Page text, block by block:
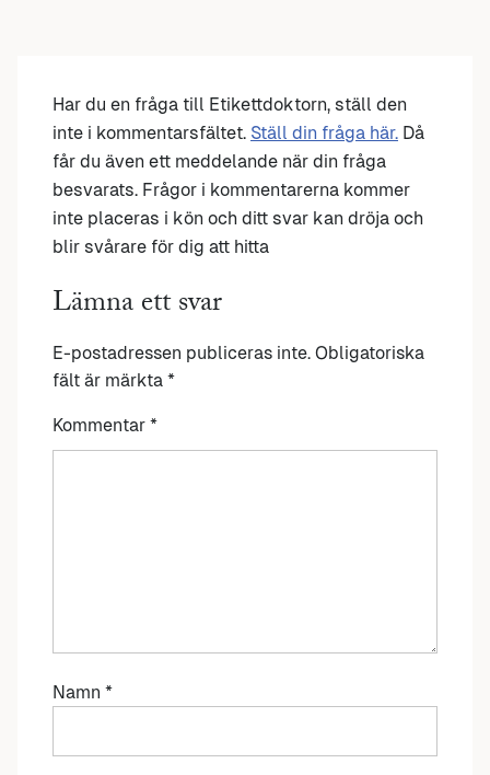
Har du en fråga till Etikettdoktorn, ställ den
inte i kommentarsfältet. Ställ din fråga här. Då
får du även ett meddelande när din fråga
besvarats. Frågor i kommentarerna kommer
inte placeras i kön och ditt svar kan dröja och
blir svårare för dig att hitta
Lämna ett svar
E-postadressen publiceras inte. Obligatoriska
fält är märkta *
Kommentar *
Namn *